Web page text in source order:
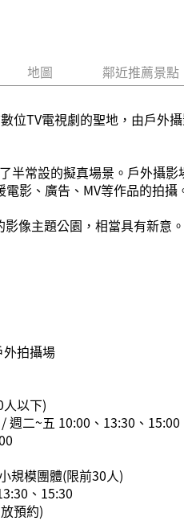
地圖 鄰近推薦景點
位TV電視劇的聖地，由戶
半常設的擬真場景。戶外攝
影、廣告、MV等作品的拍攝
像主題公園，相當具有新
外拍攝場
以下)
週二~五 10:00、13:30、15:00
規模團體(限前30人)
、15:30
預約)